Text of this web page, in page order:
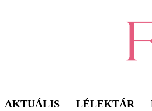
AKTUÁLIS LÉLEKTÁR